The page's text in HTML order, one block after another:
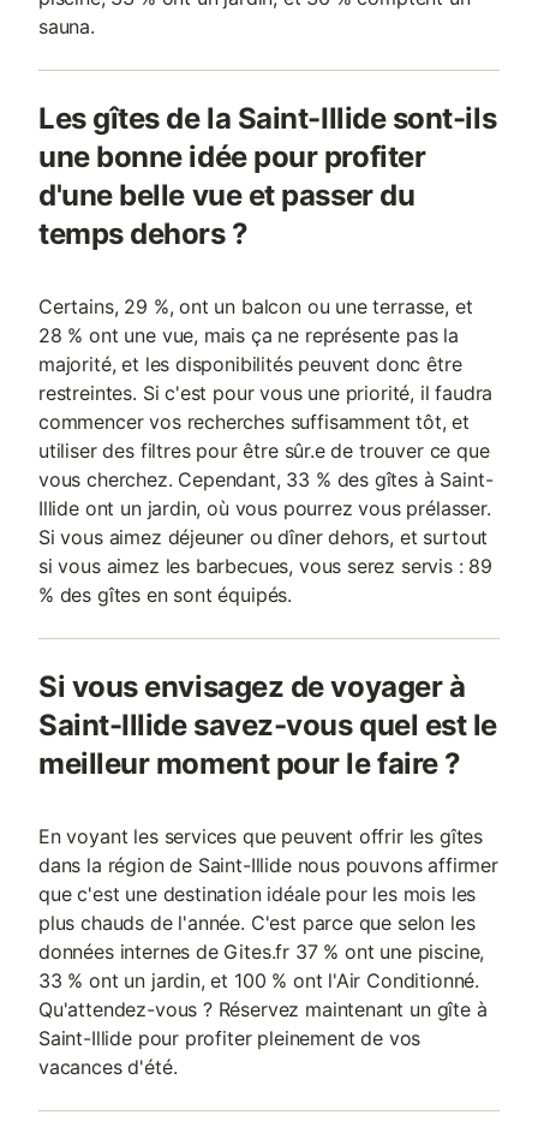
sauna.
Les gîtes de la Saint-Illide sont-ils
une bonne idée pour profiter
d'une belle vue et passer du
temps dehors ?
Certains, 29 %, ont un balcon ou une terrasse, et
28 % ont une vue, mais ça ne représente pas la
majorité, et les disponibilités peuvent donc être
restreintes. Si c'est pour vous une priorité, il faudra
commencer vos recherches suffisamment tôt, et
utiliser des filtres pour être sûr.e de trouver ce que
vous cherchez. Cependant, 33 % des gîtes à Saint-
Illide ont un jardin, où vous pourrez vous prélasser.
Si vous aimez déjeuner ou dîner dehors, et surtout
si vous aimez les barbecues, vous serez servis : 89
% des gîtes en sont équipés.
Si vous envisagez de voyager à
Saint-Illide savez-vous quel est le
meilleur moment pour le faire ?
En voyant les services que peuvent offrir les gîtes
dans la région de Saint-Illide nous pouvons affirmer
que c'est une destination idéale pour les mois les
plus chauds de l'année. C'est parce que selon les
données internes de Gites.fr 37 % ont une piscine,
33 % ont un jardin, et 100 % ont l'Air Conditionné.
Qu'attendez-vous ? Réservez maintenant un gîte à
Saint-Illide pour profiter pleinement de vos
vacances d'été.